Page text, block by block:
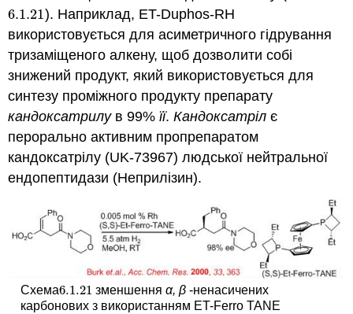
6.1.21
6.1.21). Наприклад, ET-Duphos-RH
використовується для асиметричного гідрування
тризаміщеного алкену, щоб дозволити собі
знижений продукт, який використовується для
синтезу проміжного продукту препарату
кандоксатрилув 99%її.Кандоксатріл є
перорально активним пропрепаратом
кандоксатрілу (UK-73967) людської нейтральної
ендопептидази (Неприлізин).
Схема6.1.21
6.1.21 зменшенняα, β -ненасичених
карбонових з використанням ET-Ferro TANE